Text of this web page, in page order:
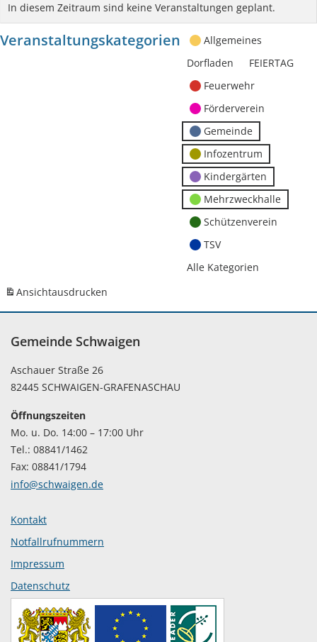
In diesem Zeitraum sind keine Veranstaltungen geplant.
Veranstaltungskategorien
Allgemeines
Dorfladen
FEIERTAG
Feuerwehr
Förderverein
Gemeinde
Infozentrum
Kindergärten
Mehrzweckhalle
Schützenverein
TSV
Alle Kategorien
Ansichtausdrucken
Gemeinde Schwaigen
Aschauer Straße 26
82445 SCHWAIGEN-GRAFENASCHAU
Öffnungszeiten
Mo. u. Do. 14:00 – 17:00 Uhr
Tel.: 08841/1462
Fax: 08841/1794
info@schwaigen.de
Kontakt
Notfallrufnummern
Impressum
Datenschutz